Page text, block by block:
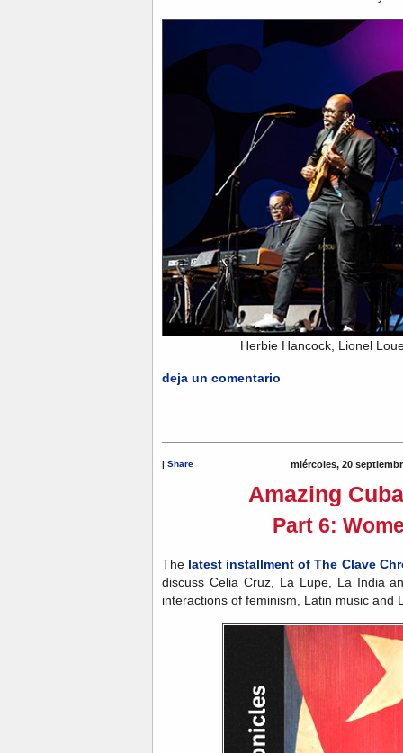
Herbie Hancock, Lionel
deja un comentario
Share miércoles, 20
Amazing
Part 6:
The latest installment of The Clave
discuss Celia Cruz, La Lupe, La India
interactions of feminism, Latin music and